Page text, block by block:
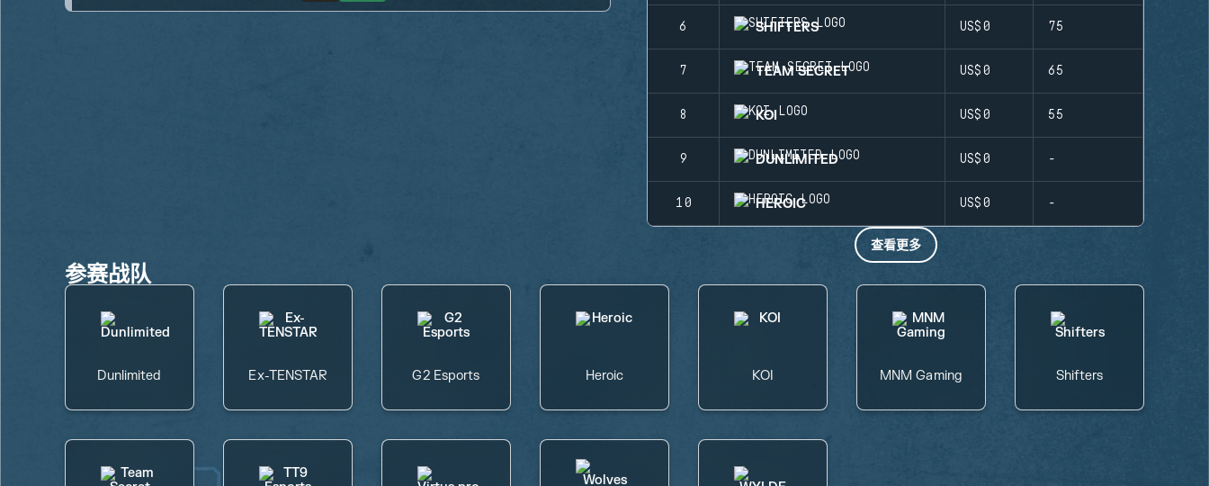
6 SHIFTERS US$0 75
7 TEAM SECRET US$0 65
8 KOI US$0 55
9 DUNLIMITED US$0 -
10 HEROIC US$0 -
查看更多
参赛战队
Dunlimited Ex-TENSTAR G2 Esports Heroic KOI MNM Gaming Shifters